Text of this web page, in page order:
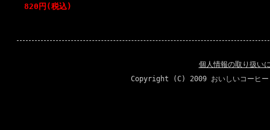
820円(税込)
個人情報の取り扱い
Copyright (C) 2009 おいしいコー